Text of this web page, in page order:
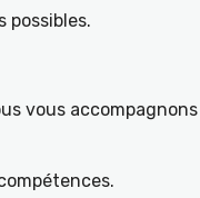
possibles.
vous